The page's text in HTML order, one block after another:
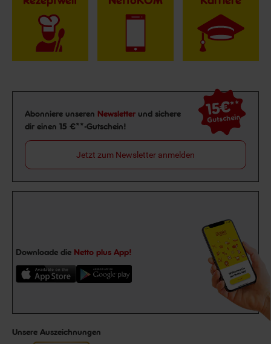
Newsletter Anmeldung
Abonniere unseren Newsletter und sichere
dir einen 15 €**-Gutschein!
15€**
Gutschein
Jetzt zum Newsletter anmelden
Downloade die Netto plus App!
Unsere Auszeichnungen